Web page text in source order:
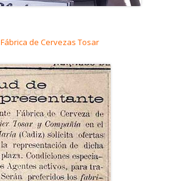
Fábrica de Cervezas Tosar